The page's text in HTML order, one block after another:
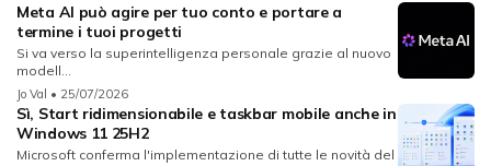
Meta AI può agire per tuo conto e portare a
termine i tuoi progetti
Si va verso la superintelligenza personale grazie al nuovo
modell...
Jo Val • 25/07/2026
Sì, Start ridimensionabile e taskbar mobile anche in
Windows 11 25H2
Microsoft conferma l'implementazione di tutte le novità del